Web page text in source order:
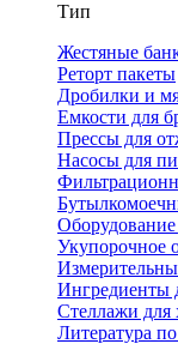
Тип
Жестяные
Реторт пакеты
Дробилки и
Емкости для
Прессы для
Насосы для
Оборудование
Укупорочное
Ингредиенты
Стеллажи для
Литература